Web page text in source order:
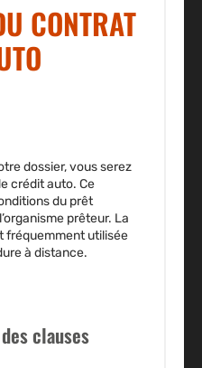
CONTRAT
dossier, vous serez
crédit auto. Ce
du prêt
prêteur. La
fréquemment utilisée
à distance.
clauses